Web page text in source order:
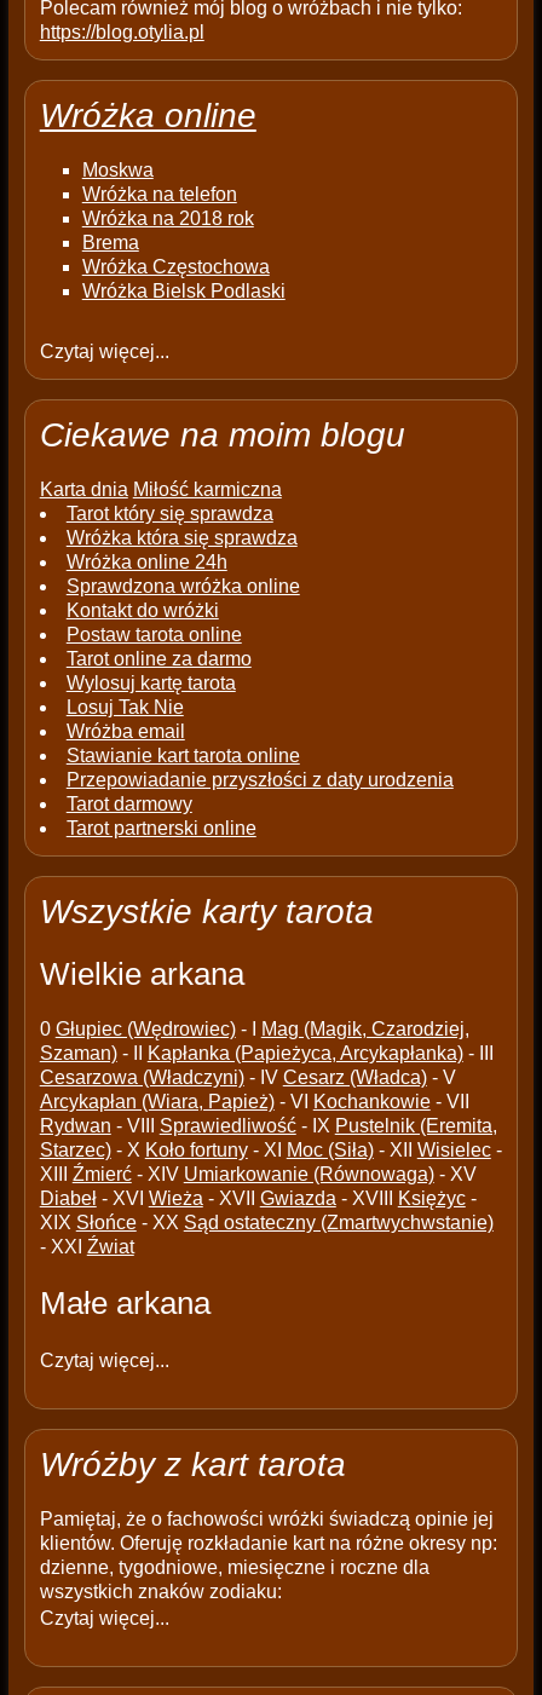
Polecam również mój blog o wróżbach i nie tylko:
https://blog.otylia.pl
Wróżka online
Moskwa
Wróżka na telefon
Wróżka na 2018 rok
Brema
Wróżka Częstochowa
Wróżka Bielsk Podlaski
Czytaj więcej...
Ciekawe na moim blogu
Karta dnia Miłość karmiczna
Tarot który się sprawdza
Wróżka która się sprawdza
Wróżka online 24h
Sprawdzona wróżka online
Kontakt do wróżki
Postaw tarota online
Tarot online za darmo
Wylosuj kartę tarota
Losuj Tak Nie
Wróżba email
Stawianie kart tarota online
Przepowiadanie przyszłości z daty urodzenia
Tarot darmowy
Tarot partnerski online
Wszystkie karty tarota
Wielkie arkana
0 Głupiec (Wędrowiec)- I
Mag (Magik, Czarodziej,
Szaman)- II Kapłanka (Papieżyca, Arcykapłanka)- III
Cesarzowa (Władczyni)- IV Cesarz (Władca)- V
Arcykapłan (Wiara, Papież)- VI Kochankowie- VII
Rydwan - VIII Sprawiedliwość- IX Pustelnik (Eremita,
Starzec)- X Koło fortuny- XI Moc (Siła)- XII Wisielec-
XIII Źmierć- XIV Umiarkowanie (Równowaga)- XV
Diabeł- XVI Wieża - XVII Gwiazda - XVIII Księżyc-
XIX Słońce- XX Sąd ostateczny (Zmartwychwstanie)
- XXI Źwiat
Małe arkana
Czytaj więcej...
Wróżby z kart tarota
Pamiętaj, że o fachowości wróżki świadczą opinie jej
klientów. Oferuję rozkładanie kart na różne okresy np:
dzienne, tygodniowe, miesięczne i roczne dla
wszystkich znaków zodiaku:
Czytaj więcej...